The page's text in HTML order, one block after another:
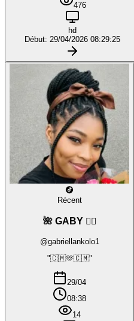
476
hd
Début: 29/04/2026 08:29:25
Récent
🌺 GABY ❤️‍🔥
@gabriellankolo1
"🇨🇲🫶🇨🇲"
29/04
08:38
14